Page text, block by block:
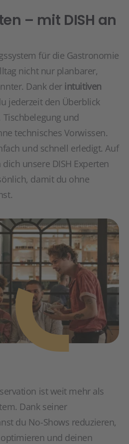
– mit DISH an
für die Gastronomie
nicht nur planbarer,
Dank der intuitiven
jederzeit den Überblick
und
technisches Vorwissen.
und schnell erledigt. Auf
unsere DISH Experten
damit du ohne
ist weit mehr als
Dank seiner
du No-Shows reduzieren,
und deinen